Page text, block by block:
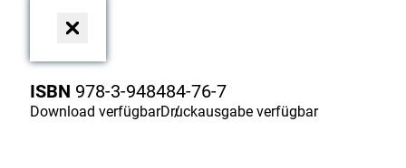
Dialog
ISBN 978-3-948484-76-7
Download verfügbar /
Druckausgabe verfügbar